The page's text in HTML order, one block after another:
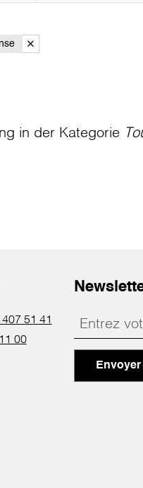
in der Kategorie
51 41
00
Envoyer